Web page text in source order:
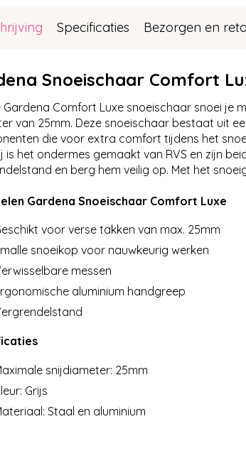
Specificaties Bezorgen en
Snoeischaar Comfort
Gardena Comfort Luxe snoeischaar snoei je
van 25mm. Deze snoeischaar bestaat uit
die voor extra comfort tijdens het
is het ondermes gemaakt van RVS en zijn
en berg hem veilig op. Met het
Gardena Snoeischaar Comfort Luxe
voor verse takken van max. 25mm
snoeikop voor nauwkeurig werken
messen
aluminium handgreep
snijdiameter: 25mm
Grijs
Staal en aluminium